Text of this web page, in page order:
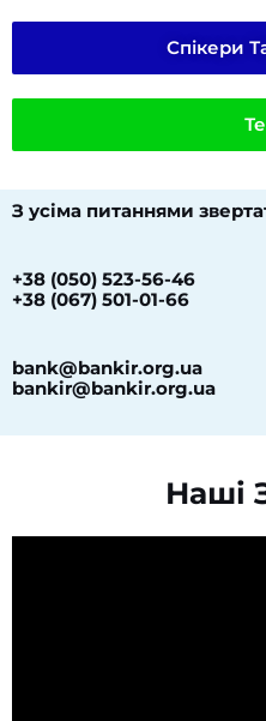
Спікери
З усіма питаннями
+38 (050) 523-56-46
+38 (067) 501-01-66
bank@bankir.org.ua
bankir@bankir.org.ua
Наші